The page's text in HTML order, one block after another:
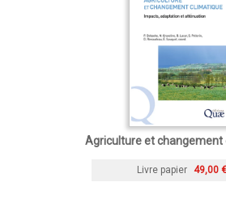
Agriculture et changement
Livre papier 49,00 €